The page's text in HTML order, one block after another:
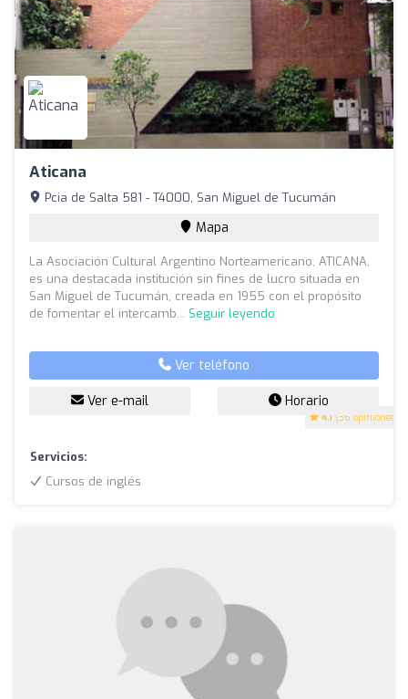
Aticana
4.1 (36 opiniones)
Pcia de Salta 581 - T4000, San Miguel de Tucumán
Mapa
La Asociación Cultural Argentino Norteamericano, ATICANA,
es una destacada institución sin fines de lucro situada en
San Miguel de Tucumán, creada en 1955 con el propósito
de fomentar el intercamb... Seguir leyendo
Ver teléfono
Ver e-mail Horario
Servicios:
Cursos de inglés